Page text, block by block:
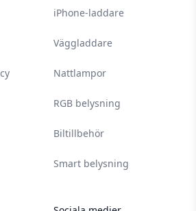
iPhone-laddare
Väggladdare
Nattlampor
RGB belysning
Biltillbehör
Smart belysning